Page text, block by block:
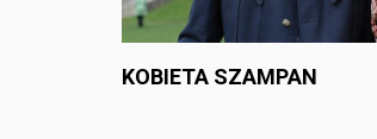
KOBIETA SZAMPAN